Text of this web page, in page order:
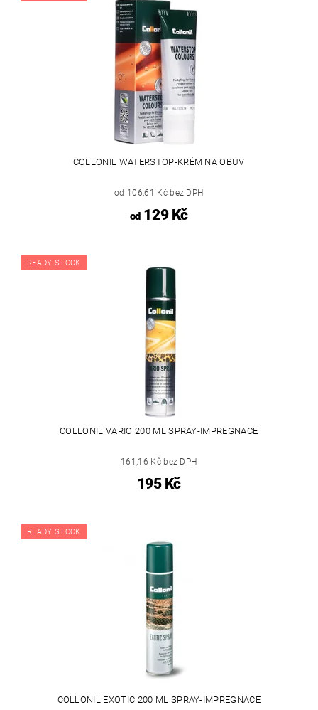
COLLONIL WATERSTOP-KRÉM NA OBUV
od 106,61 Kč bez DPH
od129 Kč
READY STOCK
COLLONIL VARIO 200 ML SPRAY-IMPREGNACE
161,16 Kč bez DPH
195 Kč
READY STOCK
COLLONIL EXOTIC 200 ML SPRAY-IMPREGNACE